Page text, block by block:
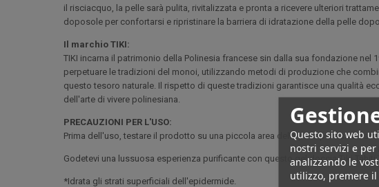
Questo sito web
nostri servizi e
analizzando le
utilizzo, premere
il risciacquo, la pelle sarà pulita, rivitalizzata e pronta a ricevere ulteriori
doposole per confortarsi e ripristinare la barriera di idratazione della pelle
Il marchio TIKI:
TIKI incarna il patrimonio della Polinesia francese sin dalla sua fondazione nel
perpetuare le tradizioni del monoi, utilizzando metodi di produzione che
questo tesoro naturale. Il rispetto di queste tradizioni garantisce una qualità
dell'arte di vivere polinesiana.
PRECAUZIONI PER L'USO:
Prima dell'uso, testare il prodotto su una piccola area della pelle per
Godetevi una lussuosa esperienza purificante con questo gel doccia Tiki
*Idrata gli strati superficiali dell'epidermide.